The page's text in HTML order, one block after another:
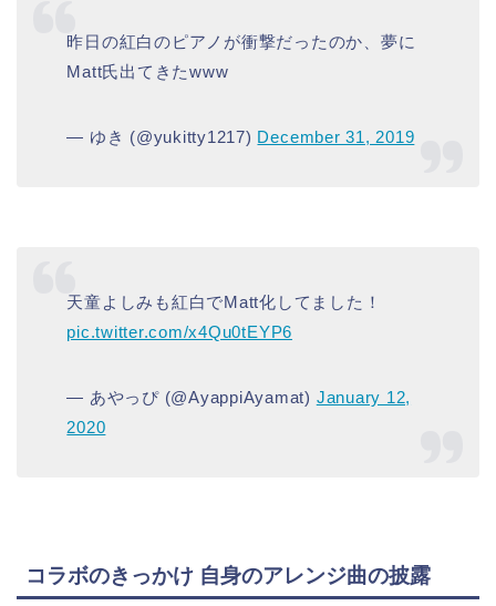
昨日の紅白のピアノが衝撃だったのか、夢に
Matt氏出てきたwww
— ゆき (@yukitty1217) December 31, 2019
天童よしみも紅白でMatt化してました！
pic.twitter.com/x4Qu0tEYP6
— あやっぴ (@AyappiAyamat) January 12,
2020
コラボのきっかけ 自身のアレンジ曲の披露